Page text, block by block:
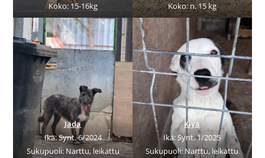
Koko: 15-16kg
Koko: n. 15 kg
Jada
Ikä: Synt. 6/2024
Sukupuoli: Narttu, leikattu
Kiya
Ikä: Synt. 1/2025
Sukupuoli: Narttu, leikattu